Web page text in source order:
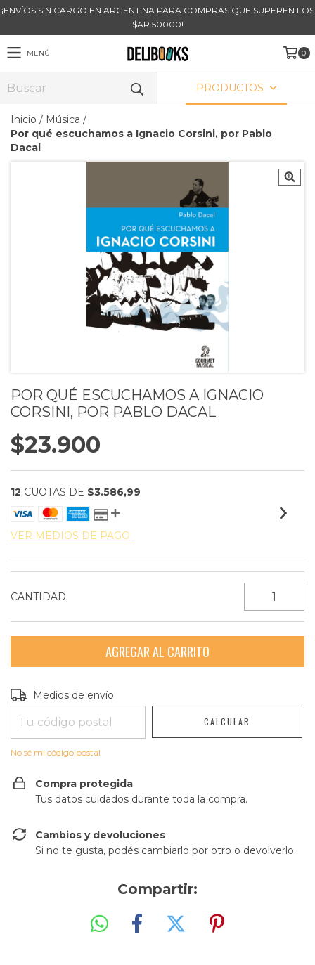
¡ENVÍOS SIN CARGO EN ARGENTINA PARA COMPRAS QUE SUPEREN LOS
$AR 50000!
MENÚ 0
PRODUCTOS
Inicio / Música /
Por qué escuchamos a Ignacio Corsini, por Pablo
Dacal
POR QUÉ ESCUCHAMOS A IGNACIO
CORSINI, POR PABLO DACAL
$23.900
12 CUOTAS DE $3.586,99
VER MEDIOS DE PAGO
CANTIDAD
Entregas para el CP:
Medios de envío
CALCULAR
No sé mi código postal
Compra protegida
Tus datos cuidados durante toda la compra.
Cambios y devoluciones
Si no te gusta, podés cambiarlo por otro o devolverlo.
Compartir: